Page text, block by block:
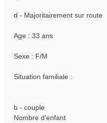
d - Majoritairement sur route
Age : 33 ans
Sexe : F/M
Situation familiale :
b - couple
Nombre d’enfant